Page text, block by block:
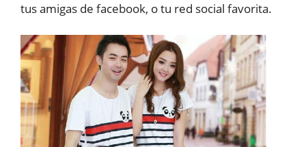
tus amigas de facebook, o tu red social favorita.